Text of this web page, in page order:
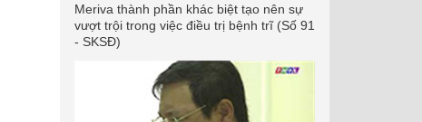
Meriva thành phần khác biệt tạo nên sự
vượt trội trong việc điều trị bệnh trĩ (Số 91
- SKSĐ)